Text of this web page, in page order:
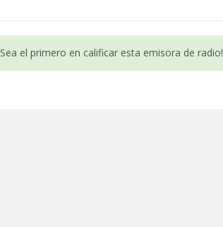
Sea el primero en calificar esta emisora de radio!